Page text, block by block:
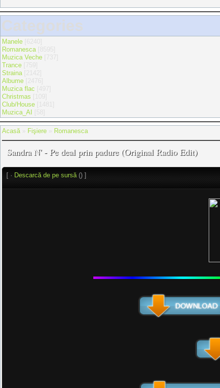
Categories
Manele
Romanesca
Muzica Veche
Trance
Straina
Albume
Muzica flac
Christmas
Club/House
Muzica_AI
Acasă» Fişiere Romanesca
Sandra N' - Pe deal prin padure (Original Radio Edit)
[ · Descarcă de pe sursă() ]